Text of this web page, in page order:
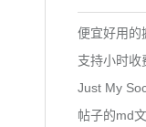
便宜好用的
支持小时收
Just My
帖子的md